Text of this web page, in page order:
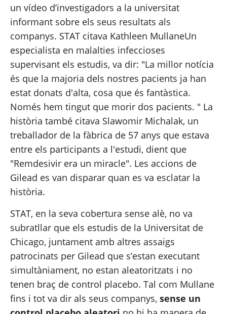
un vídeo d’investigadors a la universitat
informant sobre els seus resultats als
companys. STAT citava Kathleen MullaneUn
especialista en malalties infeccioses
supervisant els estudis, va dir: "La millor notícia
és que la majoria dels nostres pacients ja han
estat donats d'alta, cosa que és fantàstica.
Només hem tingut que morir dos pacients. " La
història també citava Slawomir Michalak, un
treballador de la fàbrica de 57 anys que estava
entre els participants a l'estudi, dient que
"Remdesivir era un miracle". Les accions de
Gilead es van disparar quan es va esclatar la
història.
STAT, en la seva cobertura sense alè, no va
subratllar que els estudis de la Universitat de
Chicago, juntament amb altres assaigs
patrocinats per Gilead que s’estan executant
simultàniament, no estan aleatoritzats i no
tenen braç de control placebo. Tal com Mullane
fins i tot va dir als seus companys, sense un